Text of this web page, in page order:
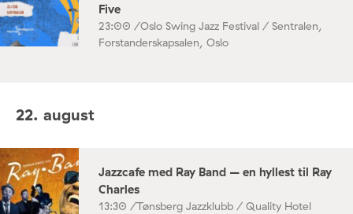
Five
23:00 /Oslo Swing Jazz Festival / Sentralen,
Forstanderskapsalen, Oslo
22. august
Jazzcafe med Ray Band – en hyllest til Ray
Charles
13:30 /Tønsberg Jazzklubb / Quality Hotel